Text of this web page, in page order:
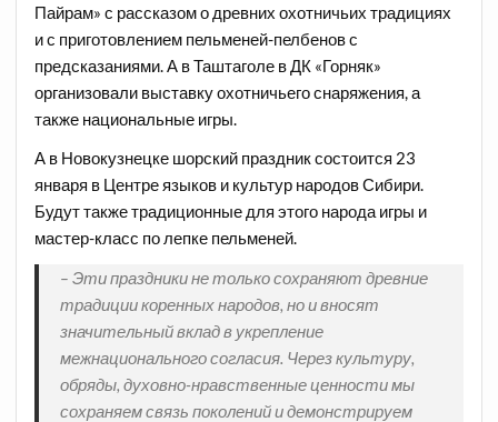
Пайрам» с рассказом о древних охотничьих традициях
и с приготовлением пельменей-пелбенов с
предсказаниями. А в Таштаголе в ДК «Горняк»
организовали выставку охотничьего снаряжения, а
также национальные игры.
А в Новокузнецке шорский праздник состоится 23
января в Центре языков и культур народов Сибири.
Будут также традиционные для этого народа игры и
мастер-класс по лепке пельменей.
– Эти праздники не только сохраняют древние
традиции коренных народов, но и вносят
значительный вклад в укрепление
межнационального согласия. Через культуру,
обряды, духовно-нравственные ценности мы
сохраняем связь поколений и демонстрируем